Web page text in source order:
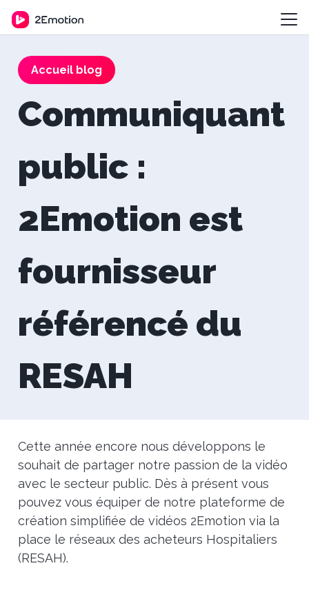
Accueil blog
Communiquant
public :
2Emotion est
fournisseur
référencé du
RESAH
Cette année encore nous développons le
souhait de partager notre passion de la vidéo
avec le secteur public. Dès à présent vous
pouvez vous équiper de notre plateforme de
création simplifiée de vidéos 2Emotion via la
place le réseaux des acheteurs Hospitaliers
(RESAH).